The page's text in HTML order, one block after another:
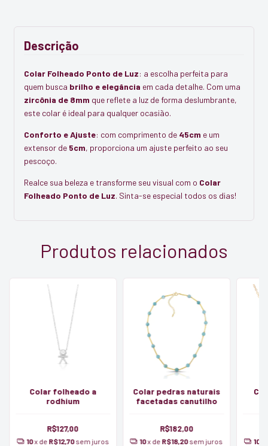
Descrição
Colar Folheado Ponto de Luz: a escolha perfeita para
quem busca brilho e elegância em cada detalhe. Com uma
zircônia de 8mm que reflete a luz de forma deslumbrante,
este colar é ideal para qualquer ocasião.
Conforto e Ajuste: com comprimento de 45cm e um
extensor de 5cm, proporciona um ajuste perfeito ao seu
pescoço.
Realce sua beleza e transforme seu visual com o Colar
Folheado Ponto de Luz. Sinta-se especial todos os dias!
Produtos relacionados
Colar folheado a
rodhium
R$127,00
10x de R$12,70 sem juros
Colar pedras naturais
facetadas canutilho
R$182,00
10x de R$18,20sem juros 10